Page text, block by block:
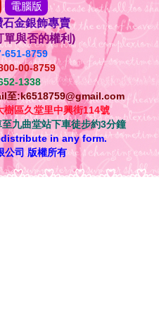
電腦版
石金銀飾專賣
單與否的權利)
651-8759
00-8759
1338
至:k6518759@gmail.com
區久堂里中興街114號
九曲堂站下車徒步約3分鐘
in any form.
公司 版權所有